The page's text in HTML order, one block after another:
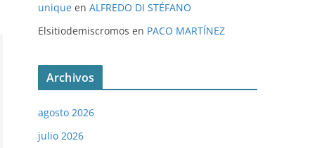
unique en ALFREDO DI STÉFANO
Elsitiodemiscromos en PACO MARTÍNEZ
Archivos
agosto 2026
julio 2026